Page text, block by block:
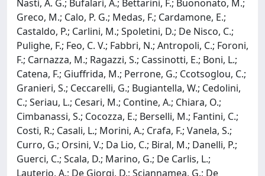
Nasti, A. G.; Bufalari, A.; Bettarini, F.; Buononato, M.;
Greco, M.; Calo, P. G.; Medas, F.; Cardamone, E.;
Castaldo, P.; Carlini, M.; Spoletini, D.; De Nisco, C.;
Pulighe, F.; Feo, C. V.; Fabbri, N.; Antropoli, C.; Foroni,
F.; Carnazza, M.; Ragazzi, S.; Cassinotti, E.; Boni, L.;
Catena, F.; Giuffrida, M.; Perrone, G.; Ccotsoglou, C.;
Granieri, S.; Ceccarelli, G.; Bugiantella, W.; Cedolini,
C.; Seriau, L.; Cesari, M.; Contine, A.; Chiara, O.;
Cimbanassi, S.; Cocozza, E.; Berselli, M.; Fantini, C.;
Costi, R.; Casali, L.; Morini, A.; Crafa, F.; Vanela, S.;
Curro, G.; Orsini, V.; Da Lio, C.; Biral, M.; Danelli, P.;
Guerci, C.; Scala, D.; Marino, G.; De Carlis, L.;
Lauterio, A.; De Giorgi, D.; Sciannamea, G.; De